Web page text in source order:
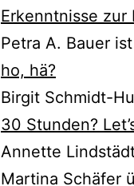
Erkenntnisse
Petra A. Bauer
ho, hä?
Birgit Schmidt-
30 Stunden?
Annette
Martina Schäfer